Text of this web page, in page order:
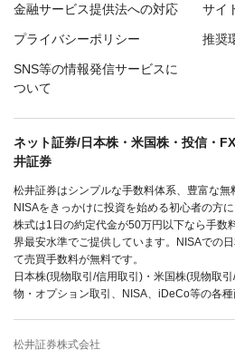
金融サービス提供法への対応 サイ
プライバシーポリシー 推奨
SNS等の情報発信サービスに
ついて
ネット証券/日本株・米国株・投信・
井証券
松井証券はシンプルな手数料体系、豊富な
NISAをきっかけに投資を始める初心者の方に
株式は1日の約定代金が50万円以下なら手数
界最安水準でご提供しています。NISAでの
て売買手数料が無料です。
日本株(現物取引/信用取引)・米国株(現物取
物・オプション取引、NISA、iDeCo等の各種
松井証券株式会社